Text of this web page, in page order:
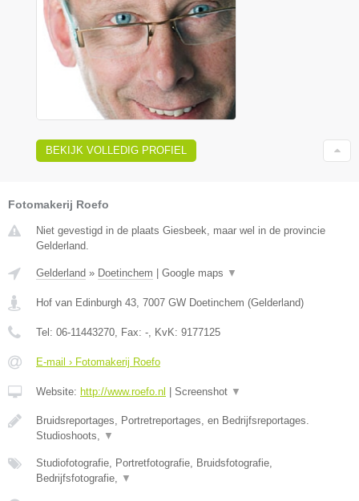
BEKIJK VOLLEDIG PROFIEL
Fotomakerij Roefo
Niet gevestigd in de plaats Giesbeek, maar wel in de provincie
Gelderland.
Gelderland » Doetinchem Google maps ▼
Hof van Edinburgh 43 7007 GW Doetinchem (Gelderland)
Tel: 06-11443270 , Fax: - , KvK: 9177125
E-mail › Fotomakerij Roefo
Website: http://www.roefo.nl Screenshot ▼
Bruidsreportages, Portretreportages, en Bedrijfsreportages.
Studioshoots,
▼
Studiofotografie, Portretfotografie, Bruidsfotografie,
Bedrijfsfotografie,
▼